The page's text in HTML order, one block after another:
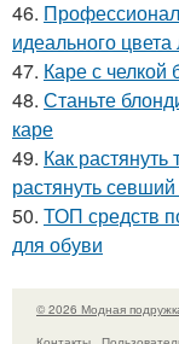
46.
идеального
47. Каре с челкой
48. Станьте
каре
49. Как
растянуть
50. ТОП средств
для обуви
© 2026 Модная